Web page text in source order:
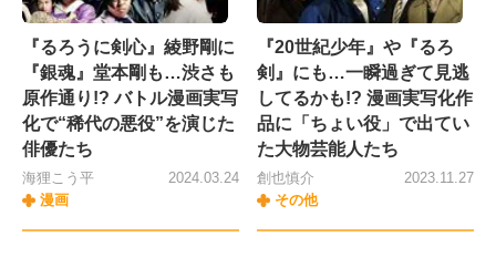
『るろうに剣心』綾野剛に
『銀魂』堂本剛も…渋さも
原作通り!? バトル漫画実写
化で“稀代の悪役”を演じた
俳優たち
海狸こう平
漫画
2024.03.24
『20世紀少年』や『るろ
剣』にも…一瞬過ぎて見逃
してるかも!? 漫画実写化作
品に「ちょい役」で出てい
た大物芸能人たち
創也慎介
その他
2023.11.27